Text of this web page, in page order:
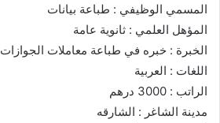
المسمي الوظيفي : طباعة بيانات
المؤهل العلمي : ‏ثانوية عامة
الخبرة : خبره في طباعة معاملات الجوازات
اللغات : العربية
الراتب : 3000 درهم
مدينة الشاغر : الشارقه